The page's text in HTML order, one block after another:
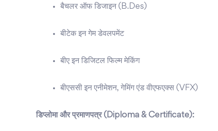
बैचलर ऑफ डिजाइन (B.Des)
बीटेक इन गेम डेवलपमेंट
बीए इन डिजिटल फिल्म मेकिंग
बीएससी इन एनीमेशन, गेमिंग एंड वीएफएक्स (VFX)
डिप्लोमा और प्रमाणपत्र (Diploma & Certificate):